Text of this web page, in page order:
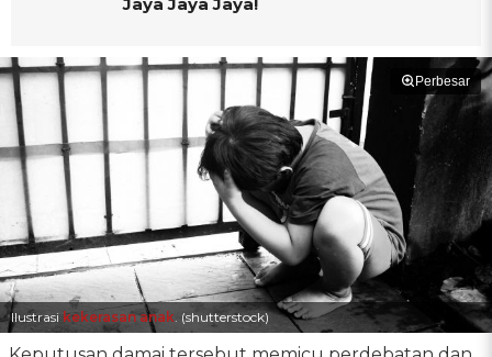
Perbesar
Ilustrasi kekerasan anak . (shutterstock)